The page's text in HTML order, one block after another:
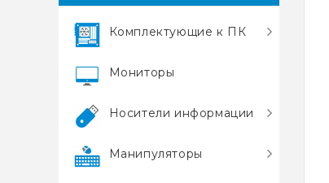
Комплектующие к ПК
Мониторы
Носители информации
Манипуляторы